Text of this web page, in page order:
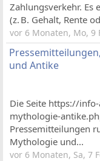
Zahlungsverkehr. Es
(z. B. Gehalt, Rente
vor 6 Monaten, Mo, 9
und Antike
Die Seite https://
mythologie-
Pressemitteilungen
Mythologie und...
vor 6 Monaten, Sa, 7